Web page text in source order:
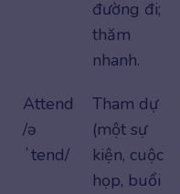
đường đi;
thăm
nhanh.
Attend
/ə
ˈtend/
Tham dự
(một sự
kiện, cuộc
họp, buổi